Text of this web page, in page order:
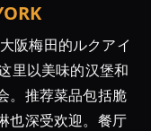
阪梅田的ルクアイ
里以美味的汉堡和
。推荐菜品包括脆
也深受欢迎。餐厅